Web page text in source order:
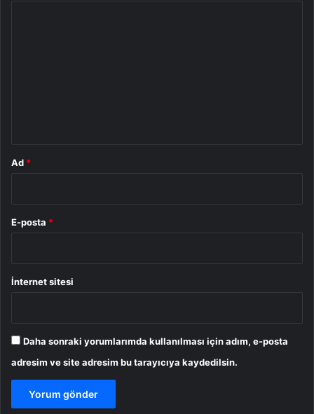
Ad *
E-posta *
İnternet sitesi
Daha sonraki yorumlarımda kullanılması için adım, e-posta
adresim ve site adresim bu tarayıcıya kaydedilsin.